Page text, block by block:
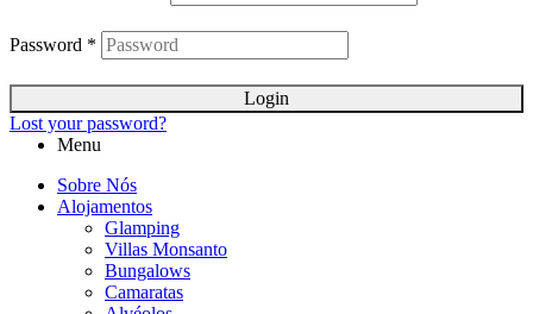
Password *
Login
Lost your password?
Menu
Sobre Nós
Alojamentos
Glamping
Villas Monsanto
Bungalows
Camaratas